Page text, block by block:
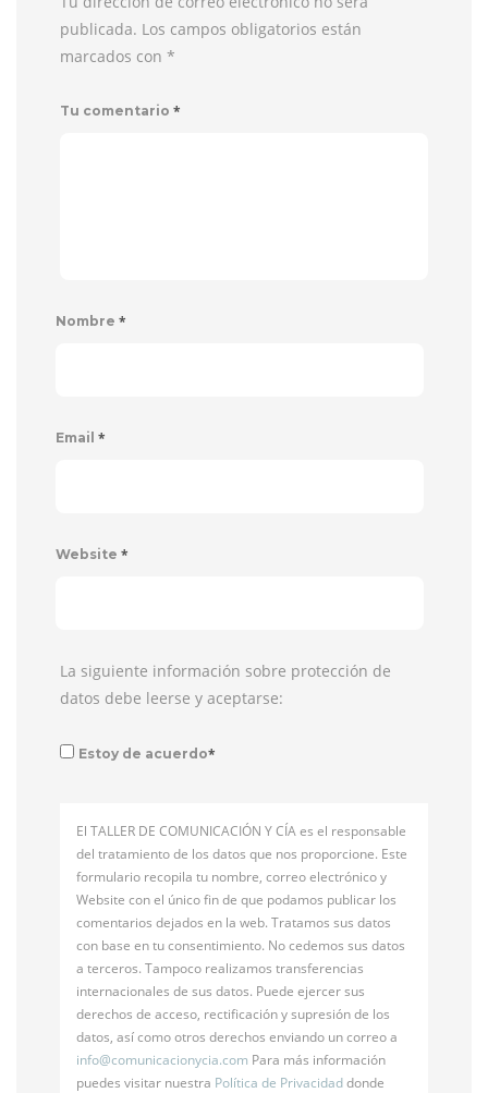
publicada. Los campos obligatorios están
marcados con *
Tu comentario *
Nombre *
Email *
Website *
La siguiente información sobre protección de
datos debe leerse y aceptarse:
Estoy de acuerdo*
El TALLER DE COMUNICACIÓN Y CÍA es el responsable
del tratamiento de los datos que nos proporcione. Este
formulario recopila tu nombre, correo electrónico y
Website con el único fin de que podamos publicar los
comentarios dejados en la web. Tratamos sus datos
con base en tu consentimiento. No cedemos sus datos
a terceros. Tampoco realizamos transferencias
internacionales de sus datos. Puede ejercer sus
derechos de acceso, rectificación y supresión de los
datos, así como otros derechos enviando un correo a
info@comunicacionycia.com Para más información
puedes visitar nuestra Política de Privacidaddonde